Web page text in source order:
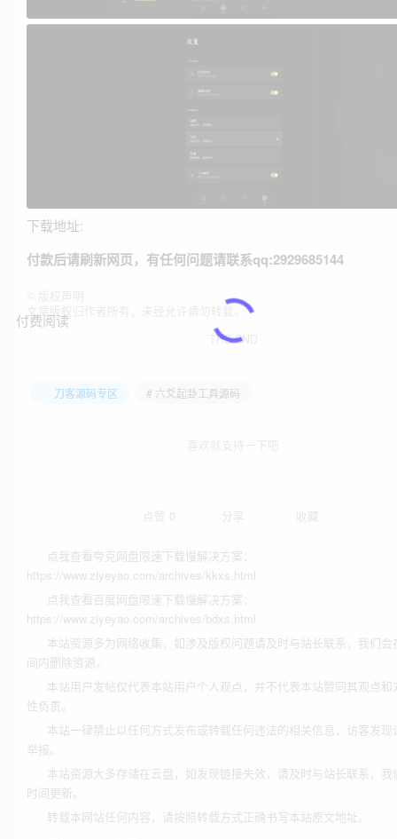
付费阅读
下载地址:
付款后请刷新网页，有任何问题请联系qq:2929685144
文章版权归作者所有，未经允许请勿转载。
THE END
刀客源码专区 # 六爻起卦工具源码
点赞 0 分享 收藏
点我查看夸克网盘限速下载慢解决方案：
https://www.ziyeyao.com/archives/kkxs.html
点我查看百度网盘限速下载慢解决方案：
https://www.ziyeyao.com/archives/bdxs.html
本站资源多为网络收集，如涉及版权问题请及时与站长联系，我们会
间内删除资源。
本站用户发帖仅代表本站用户个人观点，并不代表本站赞同其观点和
性负责。
本站一律禁止以任何方式发布或转载任何违法的相关信息，访客发现
举报。
本站资源大多存储在云盘，如发现链接失效，请及时与站长联系，我
时间更新。
转载本网站任何内容，请按照转载方式正确书写本站原文地址。